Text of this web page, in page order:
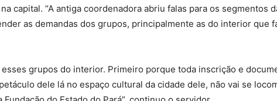
capital. “A antiga coordenadora abriu falas para os segmentos
as demandas dos grupos, principalmente as do interior que
grupos do interior. Primeiro porque toda inscrição e
dele lá no espaço cultural da cidade dele, não vai se